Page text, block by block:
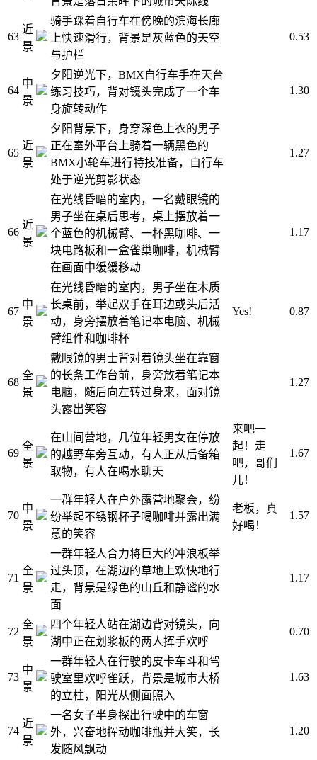
63
近
景
骑手踩着自行车在傍晚的滨海长廊
上快速滑行，背景是灰蓝色的天空
与护栏
0.53
64
中
景
夕阳逆光下，BMX自行车手在天台
练习技巧，背对镜头完成了一个车
身旋转动作
1.30
65
近
景
夕阳背景下，身穿深色上衣的男子
正在室外平台上骑着一辆黑色的
BMX小轮车进行特技准备，自行车
处于逆光剪影状态
1.27
66
近
景
在光线昏暗的室内，一名戴眼镜的
男子坐在桌后思考，桌上摆放着一
个蓝色的机械臂、一杯黑咖啡、一
块电路板和一盒雀巢咖啡，机械臂
在画面中缓缓移动
1.17
67
中
景
在光线昏暗的室内，男子坐在木质
长桌前，举起双手在耳边或头后活
动，身旁摆放着笔记本电脑、机械
臂组件和咖啡杯
Yes! 0.87
68
全
景
戴眼镜的男士背对着镜头坐在靠窗
的长条工作台前，身旁放着笔记本
电脑，随后向左转过身来，面对镜
头露出笑容
1.27
69
全
景
在山间营地，几位年轻男女在停放
的越野车旁互动，有人正从后备箱
取物，有人在喝水聊天
来吧一
起！走
吧，哥们
儿！
1.67
70
中
景
一群年轻人在户外露营地聚会，纷
纷举起不锈钢杯子喝咖啡并露出满
意的笑容
老板，真
好喝！
1.57
71
全
景
一群年轻人合力将巨大的冲浪板举
过头顶，在湖边的草地上欢快地行
走，背景是绿色的山丘和静谧的水
面
1.17
72
全
景
四个年轻人站在湖边背对镜头，向
湖中正在划浆板的两人挥手欢呼
0.70
73
中
景
一群年轻人在行驶的皮卡车斗和驾
驶室里欢呼雀跃，背景是城市大桥
的立柱，阳光从侧面照入
1.63
74
近
景
一名女子半身探出行驶中的车窗
外，兴奋地挥动咖啡瓶并大笑，长
发随风飘动
1.20